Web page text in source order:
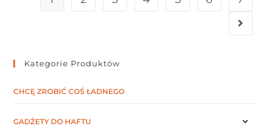
Kategorie Produktów
CHCĘ ZROBIĆ COŚ ŁADNEGO
GADŻETY DO HAFTU